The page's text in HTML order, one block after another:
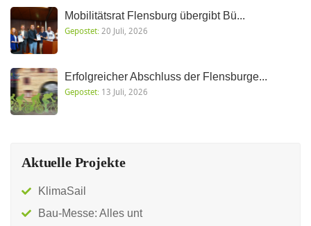
Mobilitätsrat Flensburg übergibt Bü...
Gepostet: 20 Juli, 2026
Erfolgreicher Abschluss der Flensburge...
Gepostet: 13 Juli, 2026
Aktuelle Projekte
KlimaSail
Bau-Messe: Alles unt